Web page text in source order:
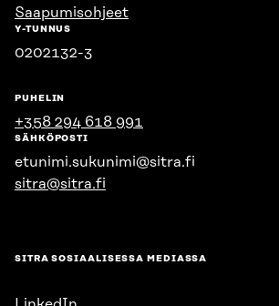
Saapumisohjeet
Y-TUNNUS
0202132-3
PUHELIN
+358 294 618 991
SÄHKÖPOSTI
etunimi.sukunimi@sitra.fi
sitra@sitra.fi
SITRA SOSIAALISESSA MEDIASSA